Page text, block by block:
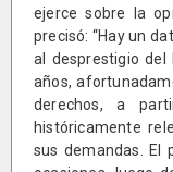
ejerce sobre la
precisó: “Hay un
al desprestigio del
años,
derechos, a
históricamente
sus demandas. El